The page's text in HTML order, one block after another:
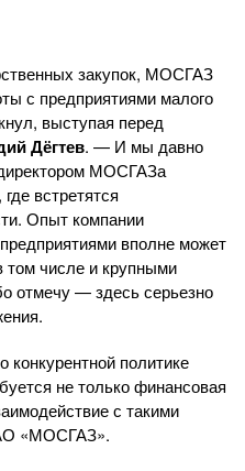
закупок, МОСГАЗ
с предприятиями малого
выступая перед
Дёгтев. — И мы давно
МОСГАЗа
встретятся
Опыт компании
вполне может
том числе и крупными
отмечу — здесь серьезно
конкурентной политике
не только финансовая
с такими
«МОСГАЗ».